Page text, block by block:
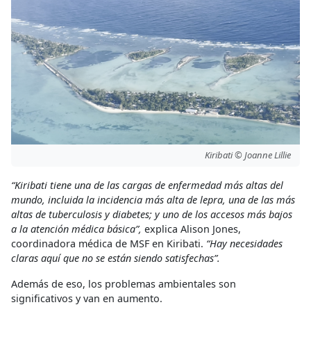
Kiribati © Joanne Lillie
“Kiribati tiene una de las cargas de enfermedad más altas del
mundo, incluida la incidencia más alta de lepra, una de las más
altas de tuberculosis y diabetes; y uno de los accesos más bajos
a la atención médica básica”, explica Alison Jones,
coordinadora médica de MSF en Kiribati. “Hay necesidades
claras aquí que no se están siendo satisfechas”.
Además de eso, los problemas ambientales son
significativos y van en aumento.